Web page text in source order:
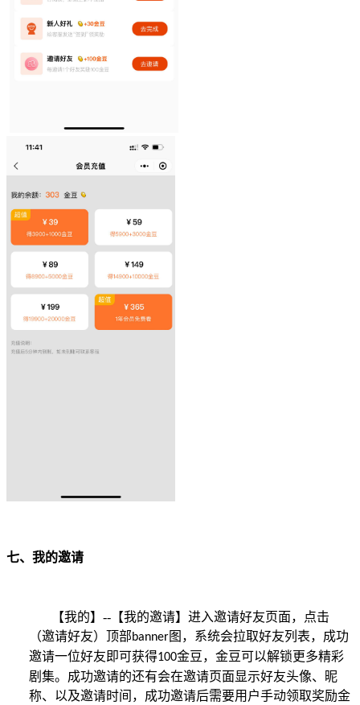
七、我的邀请
【我的】 -- 【我的邀请】进入邀请好友页面，点击
（邀请好友）顶部banner图，系统会拉取好友列表，成功
邀请一位好友即可获得100金豆，金豆可以解锁更多精彩
剧集。成功邀请的还有会在邀请页面显示好友头像、昵
称、以及邀请时间，成功邀请后需要用户手动领取奖励金